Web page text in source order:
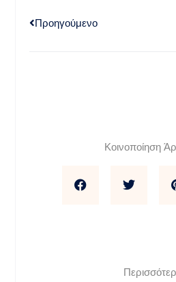
Προηγούμενο
Κοινοποίηση